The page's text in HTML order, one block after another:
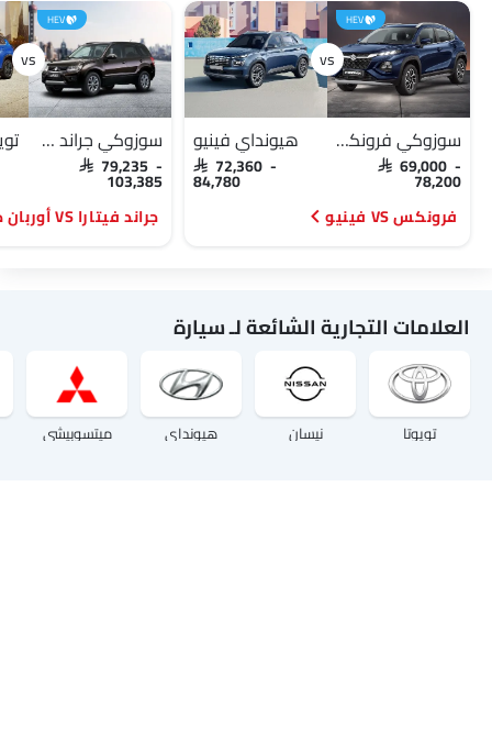
HEV
سوزوكي فرونكس
SAR 69,000 -
78,200
هيونداي فينيو
SAR 72,360 -
84,780
فرونكس VS فينيو
HEV
سوزوكي جراند فيتارا
SAR 79,235 -
103,385
جراند فيتارا VS أوربان كروزر
العلامات التجارية الشائعة لـ سيارة
تويوتا نيسان هيونداي ميتسوبيشي